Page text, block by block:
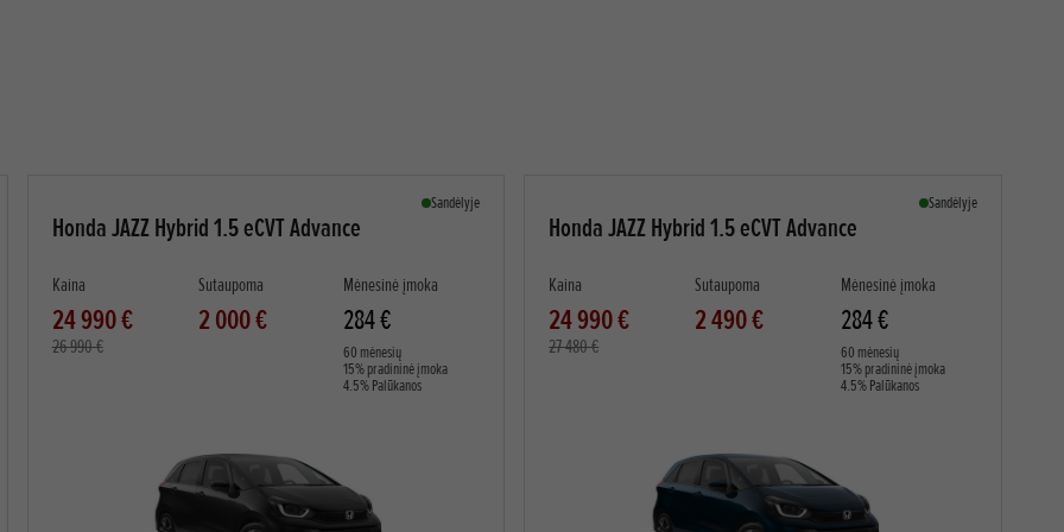
Sandėlyje
Honda JAZZ Hybrid 1.5 eCVT Advance
Kaina
24 990 €
26 990 €
Sutaupoma
2 000 €
Mėnesinė įmoka
284 €
60 mėnesių
15% pradininė įmoka
4.5% Palūkanos
Sandėlyje
Honda JAZZ Hybrid 1.5 eCVT Advance
Kaina
24 990 €
27 480 €
Sutaupoma
2 490 €
Mėnesinė įmoka
284 €
60 mėnesių
15% pradininė įmoka
4.5% Palūkanos